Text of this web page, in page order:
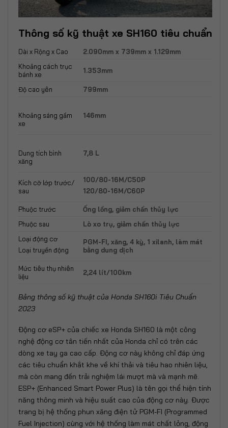
Thông số kỹ thuật xe SH160 tiêu chuẩn
Dài x Rộng x Cao
2.090mm x 739mm x 1.129mm
Khoảng cách trục
bánh xe
1.353mm
Độ cao yên 799mm
Khoảng sáng gầm
xe
146mm
Dung tích bình
xăng
7,8 L
Kích cỡ lớp trước/
sau
100/80-16M/C50P
120/80-16M/C60P
Phuộc trước
Ống lồng, giảm chấn thủy lực
Phuộc sau
Lò xo trụ, giảm chấn thủy lực
Loại động cơ
Loại truyền động
PGM-FI, xăng, 4 kỳ, 1 xilanh, làm mát
bằng dung dịch
Mức tiêu thụ nhiên
liệu
2,24 lít/100km
Bảng thông số kỹ thuật của Honda SH160i Tiêu Chuẩn
2023
Động cơ eSP+ của chiếc xe Honda SH160 là một công
nghệ động cơ tân tiến nhất của Honda chỉ có trên các
dòng xe tay ga cao cấp. Động cơ này không chỉ đáp ứng
các tiêu chuẩn khắt khe về khí thải và tiêu hao nhiên liệu,
mà còn mang đến trải nghiệm lái mượt mà và mạnh mẽ.
ESP+ (Enhanced Smart Power Plus) là tên gọi thể hiện tính
năng thông minh và hiệu suất cao của động cơ này. Được
trang bị hệ thống phun xăng điện tử PGM-FI (Programmed
Fuel Injection) cùng với hệ thống làm mát chất lỏng, động